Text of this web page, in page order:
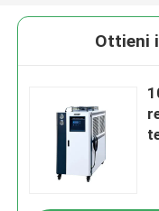
Ottieni